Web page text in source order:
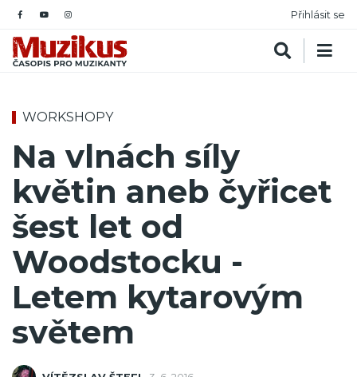
Přihlásit se
WORKSHOPY
Na vlnách síly
květin aneb čyřicet
šest let od
Woodstocku -
Letem kytarovým
světem